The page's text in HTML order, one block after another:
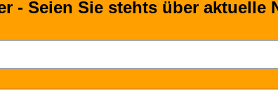
- Seien Sie stehts über aktuelle